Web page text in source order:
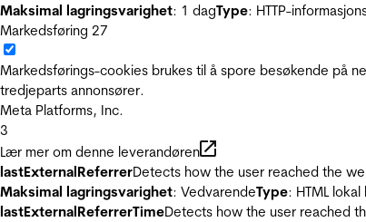
Maksimal lagringsvarighet: 1 dagType: HTTP-
Markedsføring 27
Markedsførings-cookies brukes til å spore besøkende på
tredjeparts annonsører.
Meta Platforms, Inc.
3
Lær mer om denne leverandøren
lastExternalReferrerDetects how the user reached the
Maksimal lagringsvarighet: VedvarendeType: HTML lokal
lastExternalReferrerTimeDetects how the user reached